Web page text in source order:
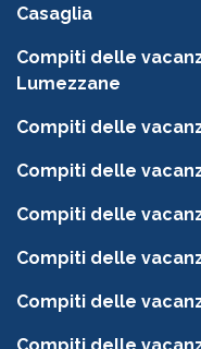
Casaglia
Compiti delle
Lumezzane
Compiti delle
Compiti delle
Compiti delle
Compiti delle
Compiti delle